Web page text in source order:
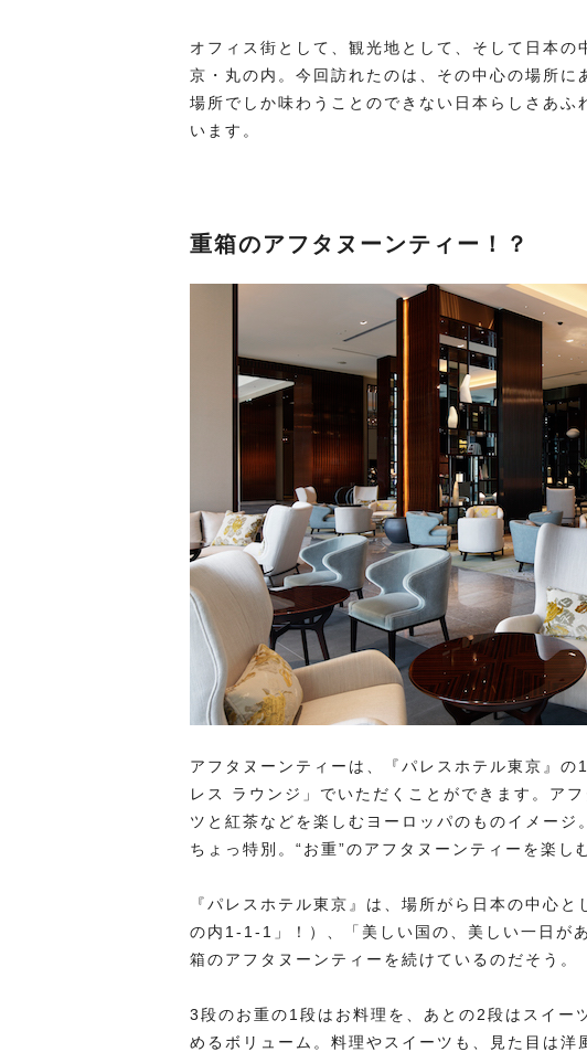
オフィス街として、観光地として、そして日本
京・丸の内。今回訪れたのは、その中心の場所
場所でしか味わうことのできない日本らしさあふ
います。
重箱のアフタヌーンティー！？
アフタヌーンティーは、『パレスホテル東京』
レス ラウンジ」でいただくことができます。ア
ツと紅茶などを楽しむヨーロッパのものイメー
ちょっ特別。“お重”のアフタヌーンティーを楽し
『パレスホテル東京』は、場所がら日本の中心
の内1-1-1」！）、「美しい国の、美しい一日が
箱のアフタヌーンティーを続けているのだそう。
3段のお重の1段はお料理を、あとの2段はスイー
めるボリューム。料理やスイーツも、見た目は